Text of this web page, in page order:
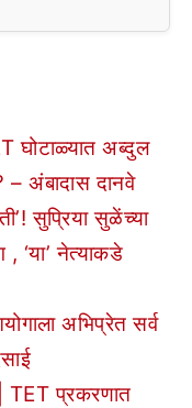
अब्दुल
– अंबादास दानवे
सुप्रिया सुळेंच्या
, ‘या’ नेत्याकडे
अभिप्रेत सर्व
प्रकरणात